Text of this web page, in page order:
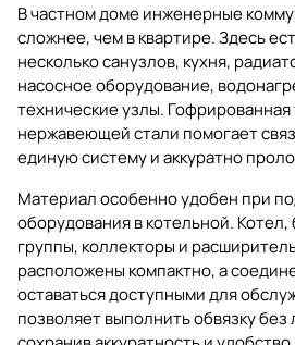
В частном доме инженерные
сложнее, чем в квартире. Здесь
несколько санузлов, кухня,
насосное оборудование,
технические узлы. Гофрированная
нержавеющей стали помогает
единую систему и аккуратно
Материал особенно удобен при
оборудования в котельной.
группы, коллекторы и
расположены компактно, а
оставаться доступными для
позволяет выполнить обвязку